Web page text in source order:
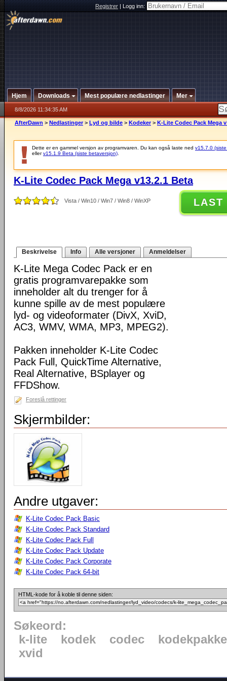
Registrer|Logg inn:
Hjem Downloads Mest populære nedlastinger Mer
8/8/2026 11:34:35 AM
AfterDawn > Nedlastinger > Lyd og bilde > Kodeker > K-Lite Codec Pack Mega
Dette er en gammel versjon av programvaren. Du kan også laste ned v15.7.0
ellerv15.1.9 Beta (siste betaversjon)
K-Lite Codec Pack Mega v13.2.1 Beta
Vista / Win10 / Win7 / Win8 / WinXP LAST
Beskrivelse Info Alle versjoner Anmeldelser
K-Lite Mega Codec Pack er en
gratis programvarepakke som
inneholder alt du trenger for å
kunne spille av de mest populære
lyd- og videoformater (DivX, XviD,
AC3, WMV, WMA, MP3, MPEG2).
Pakken inneholder K-Lite Codec
Pack Full, QuickTime Alternative,
Real Alternative, BSplayer og
FFDShow.
Foreslå rettinger
Skjermbilder:
Andre utgaver:
K-Lite Codec Pack Basic
K-Lite Codec Pack Standard
K-Lite Codec Pack Full
K-Lite Codec Pack Update
K-Lite Codec Pack Corporate
K-Lite Codec Pack 64-bit
HTML-kode for å koble til denne siden:
Søkeord:
k-lite
kodek codec
kodekpakke
xvid